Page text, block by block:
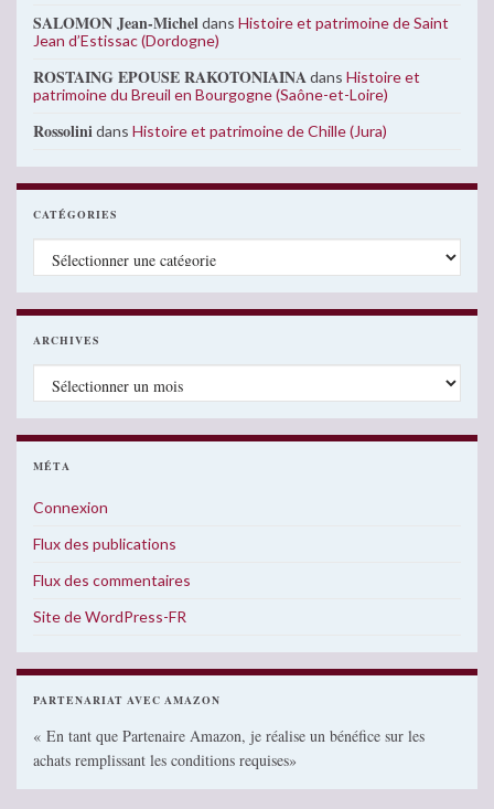
SALOMON Jean-Micheldans Histoire et patrimoine de Saint
Jean d’Estissac (Dordogne)
ROSTAING EPOUSE RAKOTONIAINAdans Histoire et
patrimoine du Breuil en Bourgogne (Saône-et-Loire)
Rossolinidans Histoire et patrimoine de Chille (Jura)
CATÉGORIES
Catégories
ARCHIVES
Archives
MÉTA
Connexion
Flux des publications
Flux des commentaires
Site de WordPress-FR
PARTENARIAT AVEC AMAZON
« En tant que Partenaire Amazon, je réalise un bénéfice sur les
achats remplissant les conditions requises»